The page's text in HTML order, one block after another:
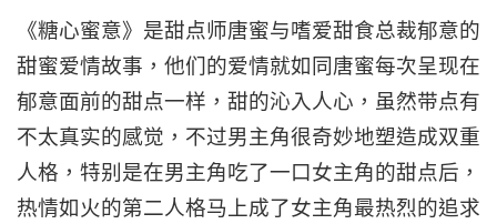
《糖心蜜意》是甜点师唐蜜与嗜爱甜食总裁郁意的
甜蜜爱情故事，他们的爱情就如同唐蜜每次呈现在
郁意面前的甜点一样，甜的沁入人心，虽然带点有
不太真实的感觉，不过男主角很奇妙地塑造成双重
人格，特别是在男主角吃了一口女主角的甜点后，
热情如火的第二人格马上成了女主角最热烈的追求